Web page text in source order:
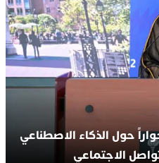
حول الذكاء الاصطناعي
الاجتماعي